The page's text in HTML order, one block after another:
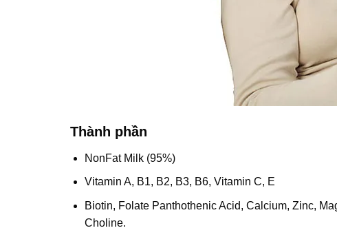
Thành phần
NonFat Milk (95%)
Vitamin A, B1, B2, B3, B6, Vitamin C, E
Biotin, Folate Panthothenic Acid, Calcium, Zinc,
Choline.